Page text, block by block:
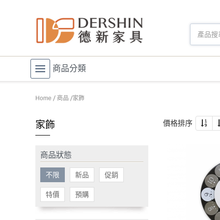
商品分類
Home 商品 家飾
家飾
商品狀態
不限 新品 促銷
特價 預購
價格排序